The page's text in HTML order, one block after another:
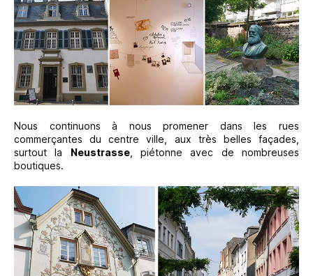
Nous continuons à nous promener dans les rues
commerçantes du centre ville, aux très belles façades,
surtout la Neustrasse, piétonne avec de nombreuses
boutiques.